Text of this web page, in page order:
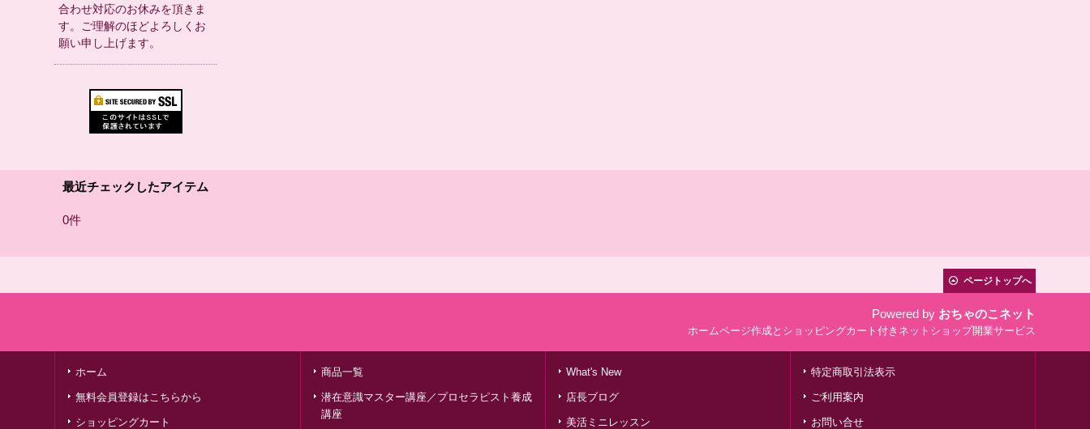
合わせ対応のお休みを頂きま
す。ご理解のほどよろしくお
願い申し上げます。
最近チェックしたアイテム
0件
ページトップへ
Powered by おちゃのこネット
ホームページ作成とショッピングカート付きネットショップ開業サービス
ホーム
無料会員登録はこちらから
ショッピングカート
商品一覧
潜在意識マスター講座／プロセラピスト養成
講座
What's New
店長ブログ
美活ミニレッスン
特定商取引法表示
ご利用案内
お問い合せ